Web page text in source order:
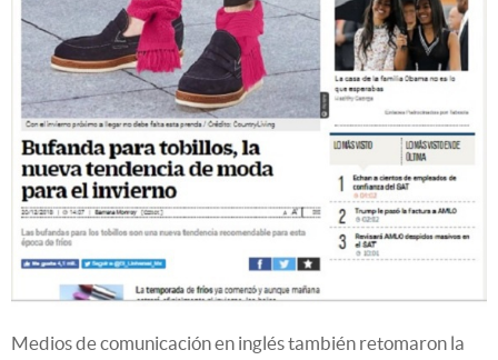
Medios de comunicación en inglés también retomaron la